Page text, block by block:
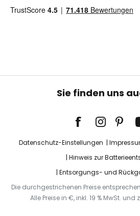
Sie finden uns
Datenschutz-Einstellungen
Hinweis zur
Entsorgungs- und
Die durchgestrichenen Preise
Alle Preise in €, inkl. 19 % MwSt.